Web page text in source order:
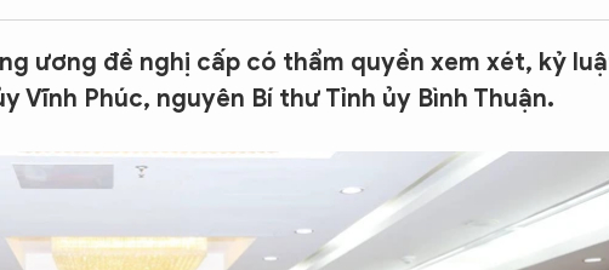
SỐNG Ở HÀ NỘI
MULTIMEDIA
Podcast
Video
Ảnh
Infographic
LỊCH VẠN SỰ
ương đề nghị cấp có thẩm quyền xem xét, kỷ
Vĩnh Phúc, nguyên Bí thư Tỉnh ủy Bình Thuận.